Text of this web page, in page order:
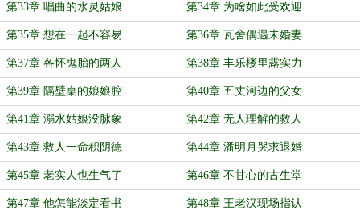
第33章 唱曲的水灵姑娘 第34章 为啥如此受欢迎
第35章 想在一起不容易 第36章 瓦舍偶遇未婚妻
第37章 各怀鬼胎的两人 第38章 丰乐楼里露实力
第39章 隔壁桌的娘娘腔 第40章 五丈河边的父女
第41章 溺水姑娘没脉象 第42章 无人理解的救人
第43章 救人一命积阴德 第44章 潘明月哭求退婚
第45章 老实人也生气了 第46章 不甘心的古生堂
第47章 他怎能淡定看书 第48章 王老汉现场指认